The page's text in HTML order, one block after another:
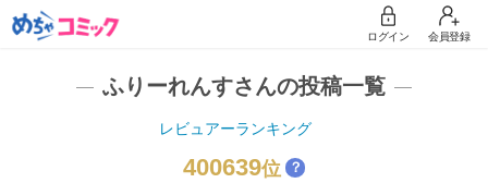
ログイン 会員登録
ふりーれんすさんの投稿一覧
レビュアーランキング
400639位 ？